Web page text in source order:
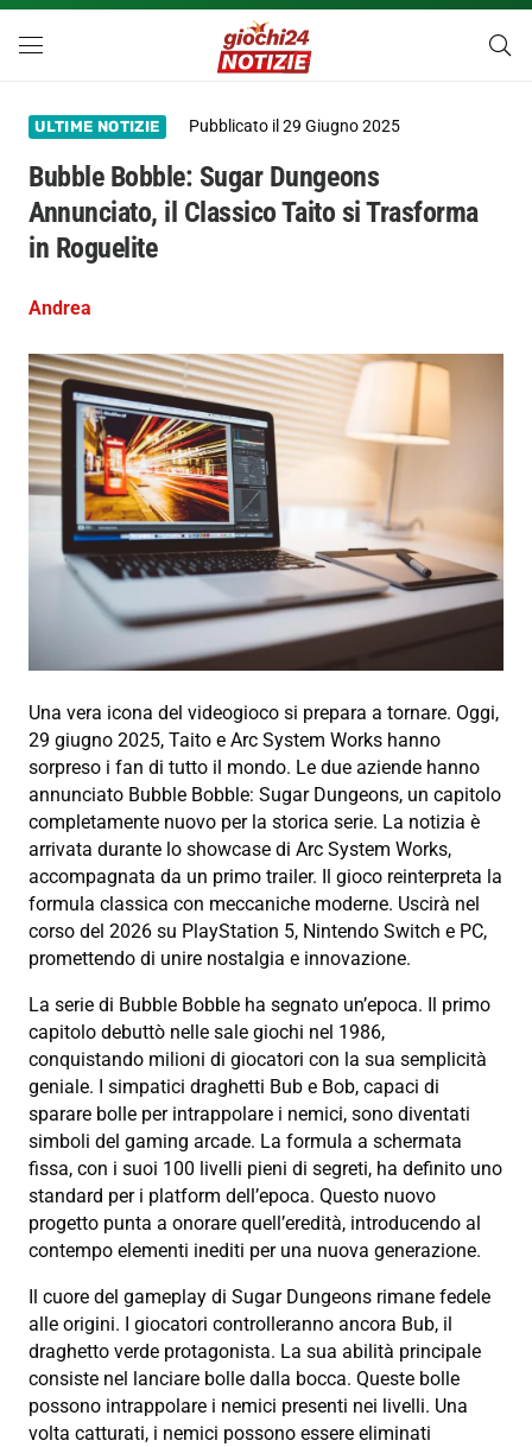
ULTIME NOTIZIE Pubblicato il29 Giugno 2025
Bubble Bobble: Sugar Dungeons
Annunciato, il Classico Taito si Trasforma
in Roguelite
Andrea
Una vera icona del videogioco si prepara a tornare. Oggi,
29 giugno 2025, Taito e Arc System Works hanno
sorpreso i fan di tutto il mondo. Le due aziende hanno
annunciato Bubble Bobble: Sugar Dungeons, un capitolo
completamente nuovo per la storica serie. La notizia è
arrivata durante lo showcase di Arc System Works,
accompagnata da un primo trailer. Il gioco reinterpreta la
formula classica con meccaniche moderne. Uscirà nel
corso del 2026 su PlayStation 5, Nintendo Switch e PC,
promettendo di unire nostalgia e innovazione.
La serie di Bubble Bobble ha segnato un’epoca. Il primo
capitolo debuttò nelle sale giochi nel 1986,
conquistando milioni di giocatori con la sua semplicità
geniale. I simpatici draghetti Bub e Bob, capaci di
sparare bolle per intrappolare i nemici, sono diventati
simboli del gaming arcade. La formula a schermata
fissa, con i suoi 100 livelli pieni di segreti, ha definito uno
standard per i platform dell’epoca. Questo nuovo
progetto punta a onorare quell’eredità, introducendo al
contempo elementi inediti per una nuova generazione.
Il cuore del gameplay di Sugar Dungeons rimane fedele
alle origini. I giocatori controlleranno ancora Bub, il
draghetto verde protagonista. La sua abilità principale
consiste nel lanciare bolle dalla bocca. Queste bolle
possono intrappolare i nemici presenti nei livelli. Una
volta catturati, i nemici possono essere eliminati